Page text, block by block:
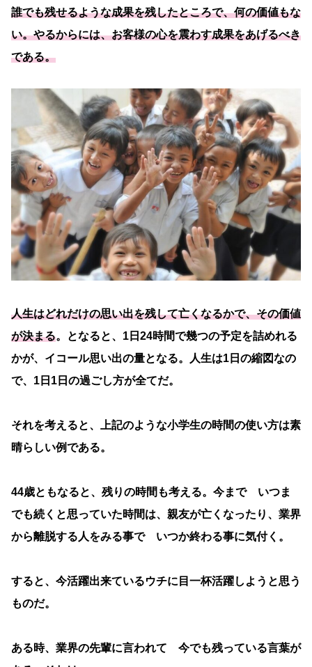
誰でも残せるような成果を残したところで、何の価値もな
い。やるからには、お客様の心を震わす成果をあげるべき
である。
人生はどれだけの思い出を残して亡くなるかで、その価値
が決まる。となると、1日24時間で幾つの予定を詰めれる
かが、イコール思い出の量となる。人生は1日の縮図なの
で、1日1日の過ごし方が全てだ。
それを考えると、上記のような小学生の時間の使い方は素
晴らしい例である。
44歳ともなると、残りの時間も考える。今まで いつま
でも続くと思っていた時間は、親友が亡くなったり、業界
から離脱する人をみる事で いつか終わる事に気付く。
すると、今活躍出来ているウチに目一杯活躍しようと思う
ものだ。
ある時、業界の先輩に言われて 今でも残っている言葉が